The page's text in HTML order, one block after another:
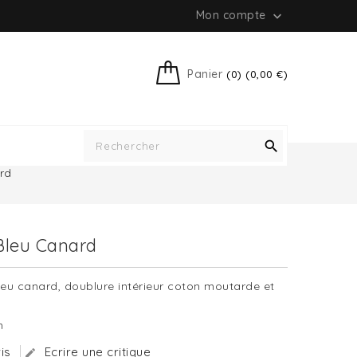
Mon compte 
Panier (0) (0,00 €)

Canard
canard, doublure intérieur coton moutarde et
 Ecrire une critique